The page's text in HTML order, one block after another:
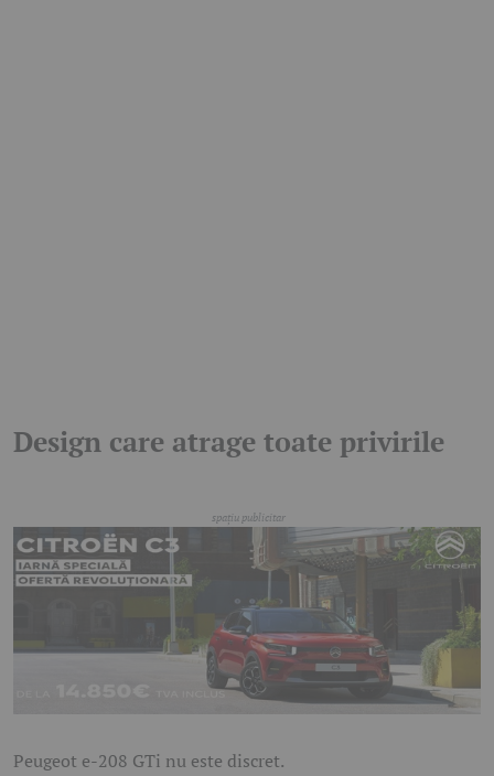
Design care atrage toate privirile
Peugeot e-208 GTi nu este discret.